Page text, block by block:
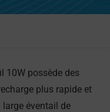
10W possède des
plus rapide et
éventail de